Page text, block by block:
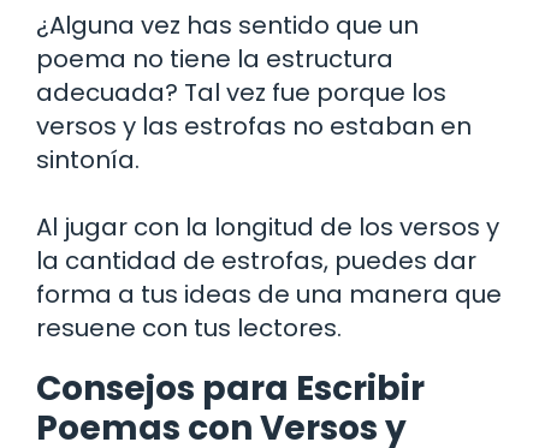
¿Alguna vez has sentido que un
poema no tiene la estructura
adecuada? Tal vez fue porque los
versos y las estrofas no estaban en
sintonía.
Al jugar con la longitud de los versos y
la cantidad de estrofas, puedes dar
forma a tus ideas de una manera que
resuene con tus lectores.
Consejos para Escribir
Poemas con Versos y